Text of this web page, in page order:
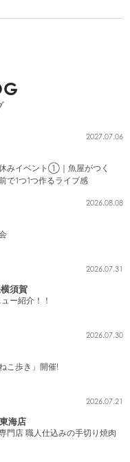
2027.07.06
みイベント①｜魚屋がつく
で1つ1つ作るライブ感
2026.08.08
2026.07.31
須賀
ー紹介！！
2026.07.30
こ歩き」開催!
2026.07.21
海店
門店 職人仕込みの手切り焼肉